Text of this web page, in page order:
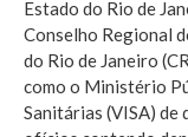
Estado do Rio de
Conselho Regional
do Rio de Janeiro
como o Ministério
Sanitárias (VISA) de